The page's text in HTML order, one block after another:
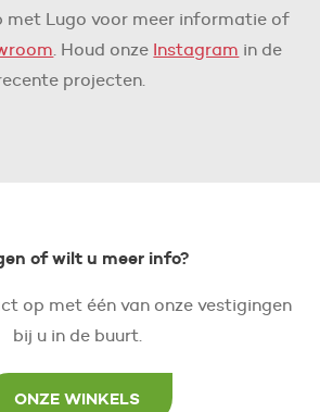
met Lugo voor meer informatie of
. Houd onze Instagram in de
projecten.
of wilt u meer info?
op met één van onze vestigingen
bij u in de buurt.
ONZE WINKELS